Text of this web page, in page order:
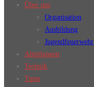
Über uns
Organisation
Ausbildung
Jugendfeuerwehr
Abteilungen
Technik
Tipps